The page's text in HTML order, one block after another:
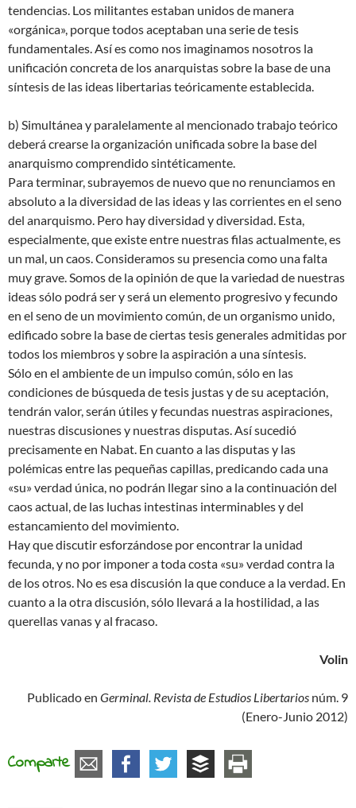
tendencias. Los militantes estaban unidos de manera
«orgánica», porque todos aceptaban una serie de tesis
fundamentales. Así es como nos imaginamos nosotros la
unificación concreta de los anarquistas sobre la base de una
síntesis de las ideas libertarias teóricamente establecida.
b) Simultánea y paralelamente al mencionado trabajo teórico
deberá crearse la organización unificada sobre la base del
anarquismo comprendido sintéticamente.
Para terminar, subrayemos de nuevo que no renunciamos en
absoluto a la diversidad de las ideas y las corrientes en el seno
del anarquismo. Pero hay diversidad y diversidad. Esta,
especialmente, que existe entre nuestras filas actualmente, es
un mal, un caos. Consideramos su presencia como una falta
muy grave. Somos de la opinión de que la variedad de nuestras
ideas sólo podrá ser y será un elemento progresivo y fecundo
en el seno de un movimiento común, de un organismo unido,
edificado sobre la base de ciertas tesis generales admitidas por
todos los miembros y sobre la aspiración a una síntesis.
Sólo en el ambiente de un impulso común, sólo en las
condiciones de búsqueda de tesis justas y de su aceptación,
tendrán valor, serán útiles y fecundas nuestras aspiraciones,
nuestras discusiones y nuestras disputas. Así sucedió
precisamente en Nabat. En cuanto a las disputas y las
polémicas entre las pequeñas capillas, predicando cada una
«su» verdad única, no podrán llegar sino a la continuación del
caos actual, de las luchas intestinas interminables y del
estancamiento del movimiento.
Hay que discutir esforzándose por encontrar la unidad
fecunda, y no por imponer a toda costa «su» verdad contra la
de los otros. No es esa discusión la que conduce a la verdad. En
cuanto a la otra discusión, sólo llevará a la hostilidad, a las
querellas vanas y al fracaso.
Volin
Publicado en Germinal. Revista de Estudios Libertarios núm. 9
(Enero-Junio 2012)
Comparte